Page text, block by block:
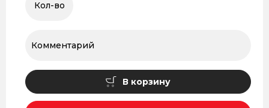
В корзину